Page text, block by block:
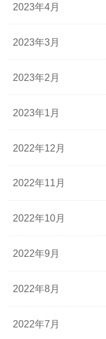
2023年4月
2023年3月
2023年2月
2023年1月
2022年12月
2022年11月
2022年10月
2022年9月
2022年8月
2022年7月